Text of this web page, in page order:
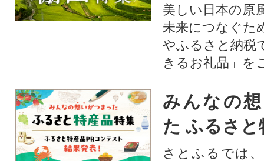
美しい日本の原
未来につなぐた
やふるさと納税
きるお礼品」を
みんなの
た ふるさと
さとふるでは